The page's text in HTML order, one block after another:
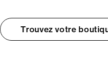
Trouvez votre